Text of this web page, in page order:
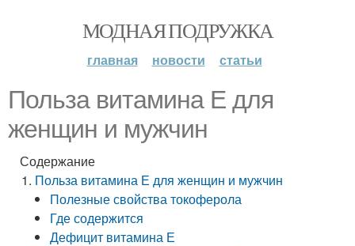
МОДНАЯ ПОДРУЖКА
главная новости статьи
Польза витамина Е для
женщин и мужчин
Содержание
Польза витамина Е для женщин и мужчин
Полезные свойства токоферола
Где содержится
Дефицит витамина Е